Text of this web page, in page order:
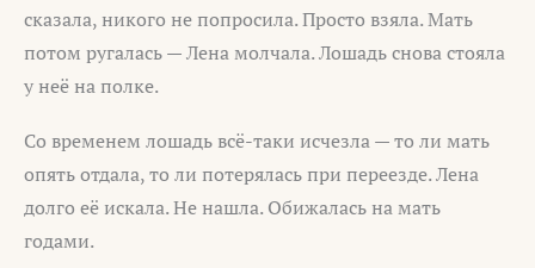
сказала, никого не попросила. Просто взяла. Мать
потом ругалась — Лена молчала. Лошадь снова стояла
у неё на полке.
Со временем лошадь всё-таки исчезла — то ли мать
опять отдала, то ли потерялась при переезде. Лена
долго её искала. Не нашла. Обижалась на мать
годами.